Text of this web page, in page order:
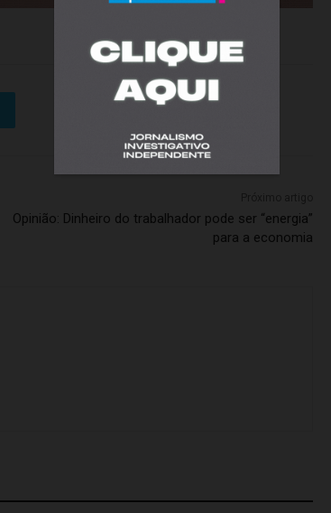
Opinião: Dinheiro do trabalhador pode ser “energia”
para a economia